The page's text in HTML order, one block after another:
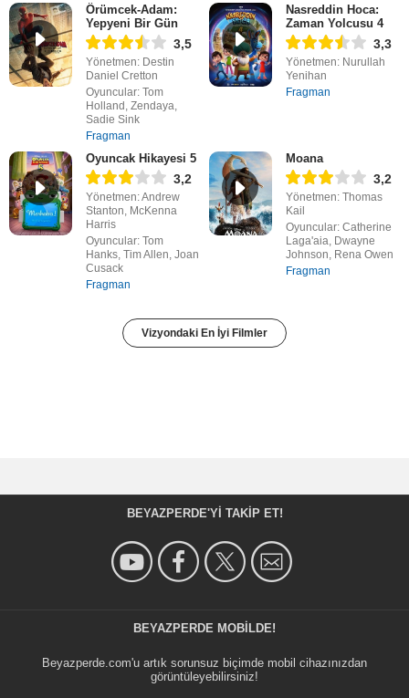
Örümcek-Adam:
Yepyeni Bir Gün
3,5
Yönetmen: Destin
Daniel Cretton
Oyuncular: Tom
Holland, Zendaya,
Sadie Sink
Fragman
Nasreddin Hoca:
Zaman Yolcusu 4
3,3
Yönetmen: Nurullah
Yenihan
Fragman
Oyuncak Hikayesi 5
3,2
Yönetmen: Andrew
Stanton, McKenna
Harris
Oyuncular: Tom
Hanks, Tim Allen, Joan
Cusack
Fragman
Moana
3,2
Yönetmen: Thomas
Kail
Oyuncular: Catherine
Laga'aia, Dwayne
Johnson, Rena Owen
Fragman
Vizyondaki En İyi Filmler
BEYAZPERDE'YI TAKIP ET!
BEYAZPERDE MOBILDE!
Beyazperde.com'u artık sorunsuz biçimde mobil cihazınızdan
görüntüleyebilirsiniz!